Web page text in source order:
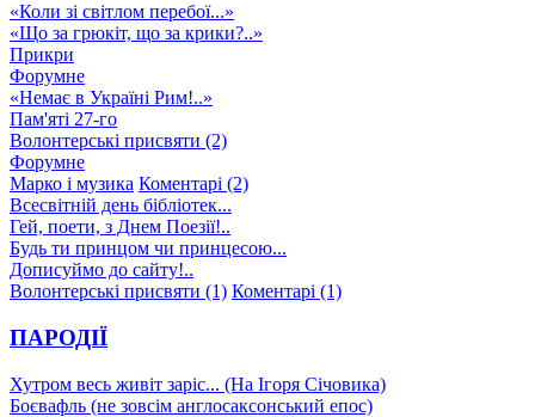
«Коли зі світлом перебої...»
«Що за грюкіт, що за крики?..»
Прикри
Форумне
«Немає в Україні Рим!..»
Пам'яті 27-го
Волонтерські присвяти (2)
Форумне
Марко і музика Коментарі (2)
Всесвітній день бібліотек...
Гей, поети, з Днем Поезії!..
Будь ти принцом чи принцесою...
Дописуймо до сайту!..
Волонтерські присвяти (1) Коментарі (1)
ПАРОДІЇ
Хутром весь живіт заріс... (На Ігоря Січовика)
Боєвафль (не зовсім англосаксонський епос)